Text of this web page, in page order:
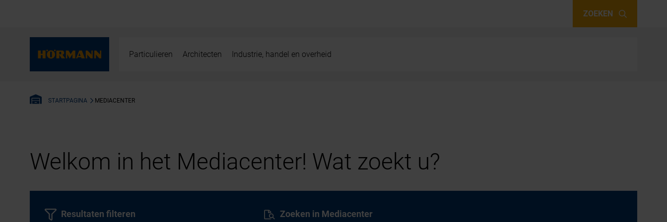
ZOEKEN
Particulieren Architecten Industrie, handel en overheid
STARTPAGINA MEDIACENTER
Welkom in het Mediacenter! Wat zoekt u?
Zoeken in Mediacenter
Resultaten filteren